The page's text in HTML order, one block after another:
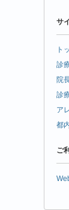
サ
ト
診
院
診
ア
都
ご